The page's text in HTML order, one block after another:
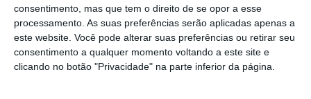
consentimento, mas que tem o direito de se opor a esse
processamento. As suas preferências serão aplicadas apenas a
este website. Você pode alterar suas preferências ou retirar seu
consentimento a qualquer momento voltando a este site e
clicando no botão "Privacidade" na parte inferior da página.
Paula Santos explicou que a autonomia
administrativa e financeira que está prevista
é contrariada quando o estatuto também